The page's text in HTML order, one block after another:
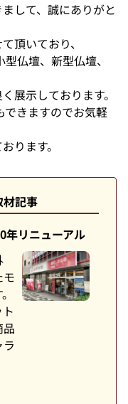
して、誠にありがと
頂いており、
仏壇、新型仏壇、
展示しております。
できますのでお気軽
ります。
記事
年リニューアル
品